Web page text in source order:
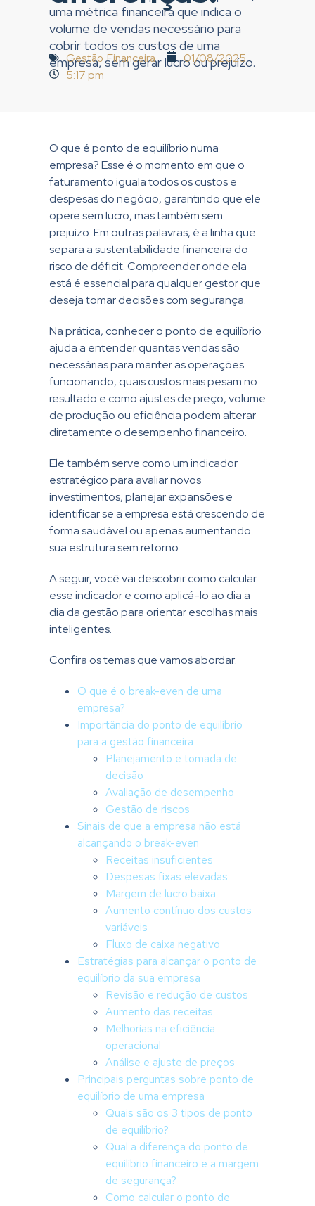
uma métrica financeira que indica o
volume de vendas necessário para
cobrir todos os custos de uma
empresa, sem gerar lucro ou prejuízo.
Gestão Financeira
01/08/2025
5:17 pm
O que é ponto de equilíbrio numa
empresa? Esse é o momento em que o
faturamento iguala todos os custos e
despesas do negócio, garantindo que ele
opere sem lucro, mas também sem
prejuízo. Em outras palavras, é a linha que
separa a sustentabilidade financeira do
risco de déficit. Compreender onde ela
está é essencial para qualquer gestor que
deseja tomar decisões com segurança.
Na prática, conhecer o ponto de equilíbrio
ajuda a entender quantas vendas são
necessárias para manter as operações
funcionando, quais custos mais pesam no
resultado e como ajustes de preço, volume
de produção ou eficiência podem alterar
diretamente o desempenho financeiro.
Ele também serve como um indicador
estratégico para avaliar novos
investimentos, planejar expansões e
identificar se a empresa está crescendo de
forma saudável ou apenas aumentando
sua estrutura sem retorno.
A seguir, você vai descobrir como calcular
esse indicador e como aplicá-lo ao dia a
dia da gestão para orientar escolhas mais
inteligentes.
Confira os temas que vamos abordar:
O que é o break-even de uma
empresa?
Importância do ponto de equilíbrio
para a gestão financeira
Planejamento e tomada de
decisão
Avaliação de desempenho
Gestão de riscos
Sinais de que a empresa não está
alcançando o break-even
Receitas insuficientes
Despesas fixas elevadas
Margem de lucro baixa
Aumento contínuo dos custos
variáveis
Fluxo de caixa negativo
Estratégias para alcançar o ponto de
equilíbrio da sua empresa
Revisão e redução de custos
Aumento das receitas
Melhorias na eficiência
operacional
Análise e ajuste de preços
Principais perguntas sobre ponto de
equilíbrio de uma empresa
Quais são os 3 tipos de ponto
de equilíbrio?
Qual a diferença do ponto de
equilíbrio financeiro e a margem
de segurança?
Como calcular o ponto de